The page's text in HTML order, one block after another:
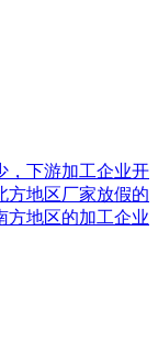
，下游加工企业开
方地区厂家放假的
方地区的加工企业